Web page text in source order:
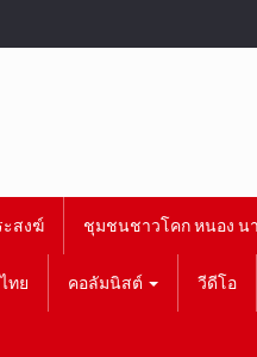
ะสงฆ์ ชุมชนชาวโคก หนอง น
ทย คอลัมนิสต์ วีดีโอ